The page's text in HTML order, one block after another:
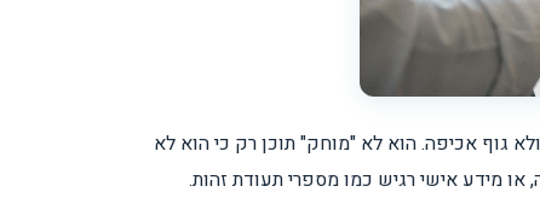
גוף אכיפה. הוא לא "מוחק" תוכן רק כי הוא לא
מידע אישי רגיש כמו מספרי תעודת זהות.